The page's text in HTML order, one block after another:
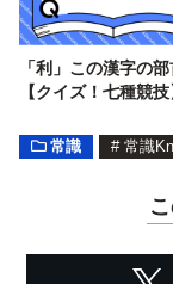
「利」この漢字の
【クイズ！七種競技
常識 # 常識